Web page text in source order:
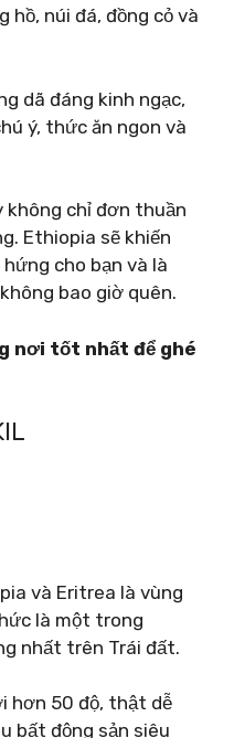
hồ, núi đá, đồng cỏ và
dã đáng kinh ngạc,
ý, thức ăn ngon và
không chỉ đơn thuần
Ethiopia sẽ khiến
cho bạn và là
bao giờ quên.
nơi tốt nhất để ghé
và Eritrea là vùng
là một trong
nhất trên Trái đất.
hơn 50 độ, thật dễ
bất động sản siêu